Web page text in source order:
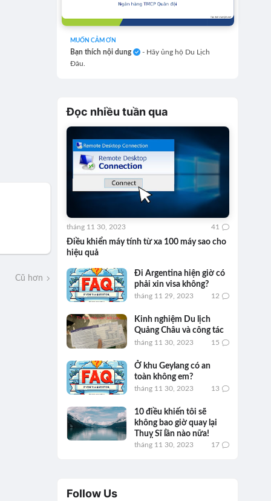
Cũ hơn
MUỐN CẢM ƠN
Bạn thích nội dung
- Hãy ủng hộ Du Lịch
Đâu.
Đọc nhiều tuần qua
Điều khiển máy tính từ xa 100 máy sao cho
hiệu quả
tháng 11 30, 2023 41
Đi Argentina hiện giờ có
phải xin visa không?
tháng 11 29, 2023 12
Kinh nghiệm Du lịch
Quảng Châu và công tác
tháng 11 30, 2023 15
Ở khu Geylang có an
toàn không em?
tháng 11 30, 2023 13
10 điều khiến tôi sẽ
không bao giờ quay lại
Thuỵ Sĩ lần nào nữa!
tháng 11 30, 2023 17
Follow Us